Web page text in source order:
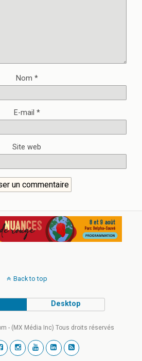
Nom *
E-mail *
Site web
Back to top
Desktop
- (MX Média Inc) Tous droits réservés